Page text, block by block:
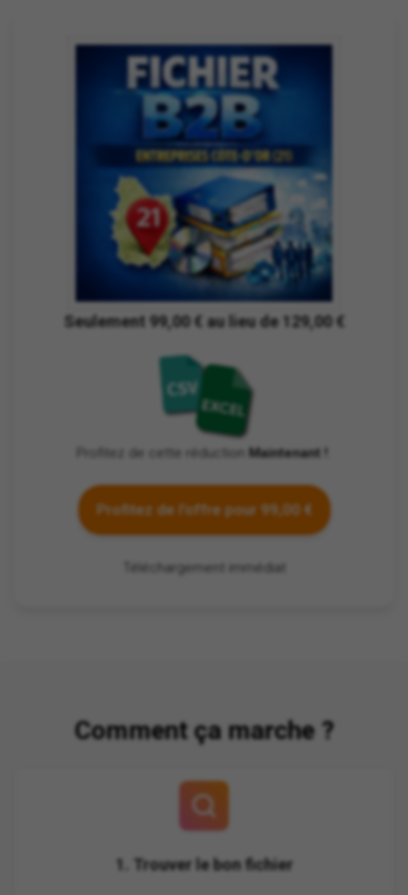
Seulement 99,00 € au lieu de 129,00 €
Profitez de cette réduction Maintenant !
Profitez de l'offre pour 99,00 €
Téléchargement immédiat
Comment ça marche ?
1. Trouver le bon fichier